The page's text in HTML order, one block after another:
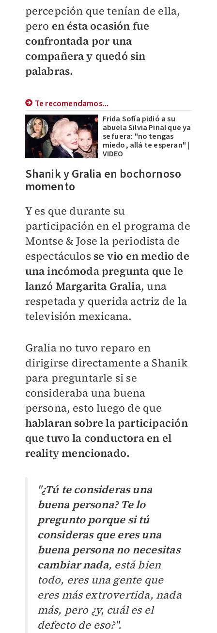
percepción que tenían de ella,
pero en ésta ocasión fue
confrontada por una
compañera y quedó sin
palabras.
Te recomendamos...
Frida Sofía pidió a su
abuela Silvia Pinal que ya
se fuera: "no tengas
miedo, allá te esperan" |
VIDEO
Shanik y Gralia en bochornoso
momento
Y es que durante su
participación en el programa de
Montse & Jose la periodista de
espectáculos se vio en medio de
una incómoda pregunta que le
lanzó Margarita Gralia, una
respetada y querida actriz de la
televisión mexicana.
Gralia no tuvo reparo en
dirigirse directamente a Shanik
para preguntarle si se
consideraba una buena
persona, esto luego de que
hablaran sobre la participación
que tuvo la conductora en el
reality mencionado.
"¿Tú te consideras una
buena persona? Te lo
pregunto porque si tú
consideras que eres una
buena persona no necesitas
cambiar nada, está bien
todo, eres una gente que
eres más extrovertida, nada
más, pero ¿y, cuál es el
defecto de eso?".